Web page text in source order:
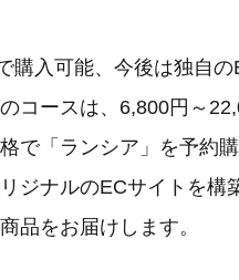
購入可能、今後は独自
コースは、6,800円～
で「ランシア」を予約
ジナルのECサイトを構
品をお届けします。